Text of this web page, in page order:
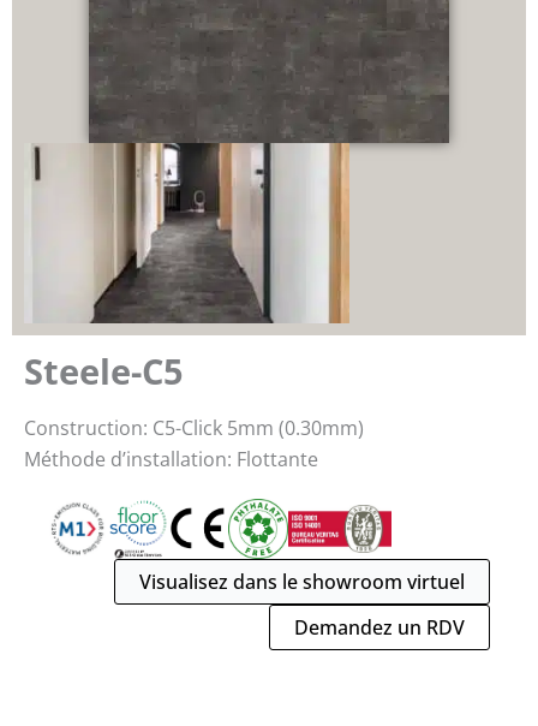
Steele-C5
Construction: C5-Click 5mm (0.30mm)
Méthode d’installation: Flottante
Visualisez dans le showroom virtuel
Demandez un RDV